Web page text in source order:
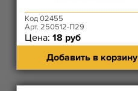
Код 02455
Арт. 250512-П29
Цена: 18 руб
Добавить в корзину